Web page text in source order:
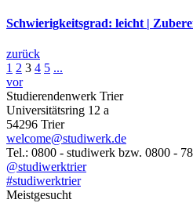
Schwierigkeitsgrad: leicht |
zurück
1 2 3 4 5 ...
vor
Studierendenwerk Trier
Universitätsring 12 a
54296 Trier
welcome@studiwerk.de
Tel.: 0800 - studiwerk bzw. 0800 -
@studiwerktrier
#studiwerktrier
Meistgesucht